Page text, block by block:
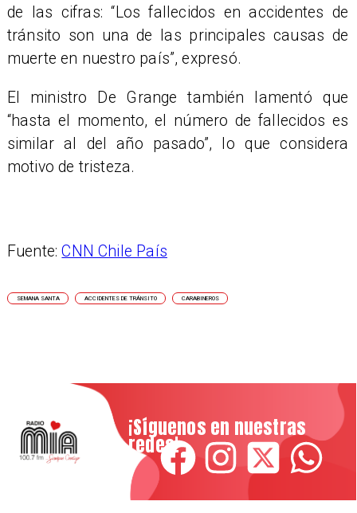
de las cifras: “Los fallecidos en accidentes de
tránsito son una de las principales causas de
muerte en nuestro país”, expresó.
El ministro De Grange también lamentó que
“hasta el momento, el número de fallecidos es
similar al del año pasado”, lo que considera
motivo de tristeza.
Fuente:CNN Chile País
SEMANA SANTA ACCIDENTES DE TRÁNSITO CARABINEROS
¡Síguenos en nuestras
redes!